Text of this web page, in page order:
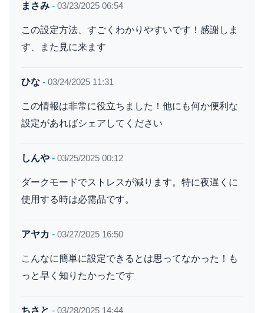
まさみ - 03/23/2025 06:54
この設定方法、すごくわかりやすいです！感謝しま
す、また見に来ます
ひな - 03/24/2025 11:31
この情報は非常に役立ちました！他にも何か便利な
設定があればシェアしてください
しんや - 03/25/2025 00:12
ダークモードでストレスが減ります。特に夜遅くに
使用する時は必需品です。
アヤカ - 03/27/2025 16:50
こんなに簡単に設定できるとは思ってなかった！も
っと早く知りたかったです
ちさと - 03/28/2025 14:44